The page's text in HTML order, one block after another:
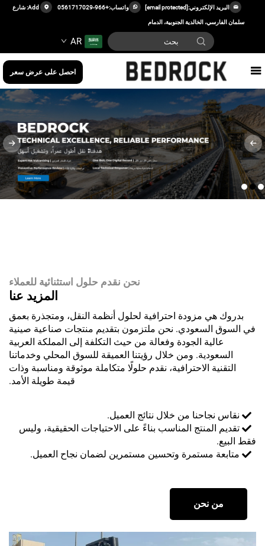
[email protected] واتساب:+966-0561717029 Add: شارع
الخالدية الجنوبية، الدمام
احصل على عرض سعر
نحن نقدم حلول استثنائية للعملاء
مزودة احترافية لحلول أنظمة النقل، ومتجذرة بعمق
نحن ملتزمون بتقديم منتجات صناعية صينية
الجودة وفعالة من حيث التكلفة إلى المملكة العربية
ومن خلال رؤيتنا العميقة للسوق المحلي وخدماتنا
الاحترافية، نقدم حلولًا متكاملة موثوقة ومناسبة وذات
قيمة طويلة الأمد.
من خلال نتائج العميل.
المناسب بناءً على الاحتياجات الحقيقية، وليس
مستمرة وتحسين مستمرين لضمان نجاح العميل.